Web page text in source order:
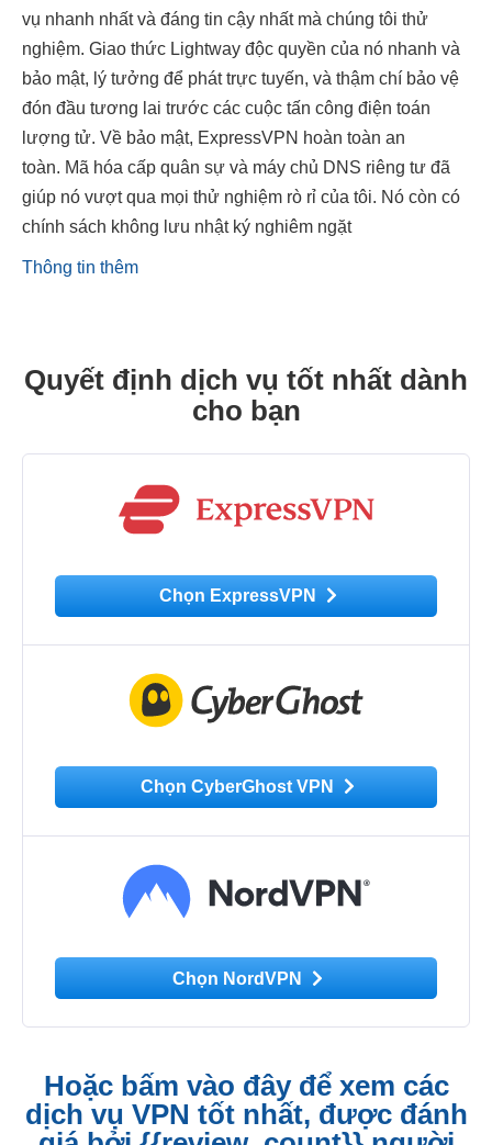
vụ nhanh nhất và đáng tin cậy nhất mà chúng tôi thử
nghiệm. Giao thức Lightway độc quyền của nó nhanh và
bảo mật, lý tưởng để phát trực tuyến, và thậm chí bảo vệ
đón đầu tương lai trước các cuộc tấn công điện toán
lượng tử. Về bảo mật, ExpressVPN hoàn toàn an
toàn. Mã hóa cấp quân sự và máy chủ DNS riêng tư đã
giúp nó vượt qua mọi thử nghiệm rò rỉ của tôi. Nó còn có
chính sách không lưu nhật ký nghiêm ngặt
Thông tin thêm
Quyết định dịch vụ tốt nhất dành
cho bạn
Chọn ExpressVPN
Chọn CyberGhost VPN
Chọn NordVPN
Hoặc bấm vào đây để xem các
dịch vụ VPN tốt nhất, được đánh